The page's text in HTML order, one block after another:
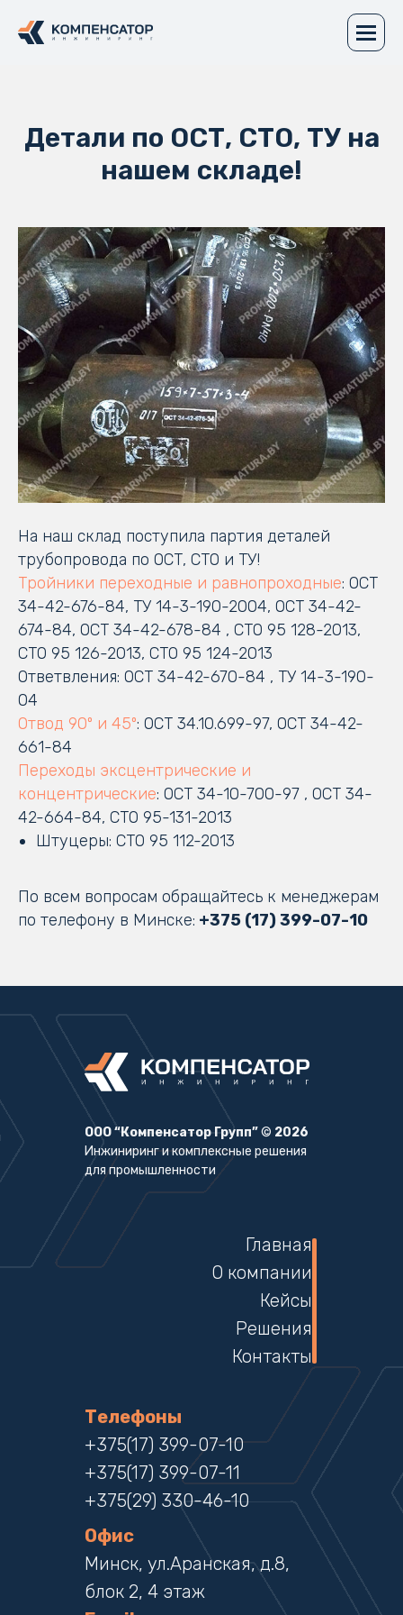
Детали по ОСТ, СТО, ТУ на
нашем складе!
На наш склад поступила партия деталей
трубопровода по ОСТ, СТО и ТУ!
Тройники переходные и равнопроходные: ОСТ
34-42-676-84, ТУ 14-3-190-2004, ОСТ 34-42-
674-84, ОСТ 34-42-678-84 , СТО 95 128-2013,
СТО 95 126-2013, СТО 95 124-2013
Ответвления: ОСТ 34-42-670-84 , ТУ 14-3-190-
04
Отвод 90º и 45º: ОСТ 34.10.699-97, ОСТ 34-42-
661-84
Переходы эксцентрические и
концентрические: ОСТ 34-10-700-97 , ОСТ 34-
42-664-84, СТО 95-131-2013
Штуцеры: СТО 95 112-2013
По всем вопросам обращайтесь к менеджерам
по телефону в Минске: +375 (17) 399-07-10
ООО “Компенсатор Групп”© 2026
Инжиниринг и комплексные решения
для промышленности
Офис
Минск, ул.Аранская, д.8,
блок 2, 4 этаж
Телефоны
+375(17) 399-07-10
+375(17) 399-07-11
+375(29) 330-46-10
Главная
О компании
Кейсы
Решения
Контакты